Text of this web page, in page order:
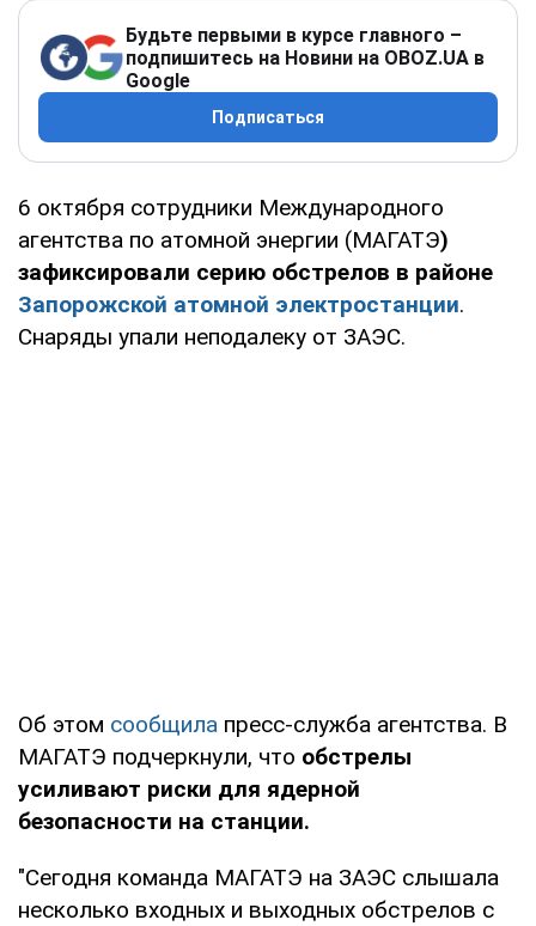
Будьте первыми в курсе главного –
подпишитесь на Новини на OBOZ.UA в
Google
Подписаться
6 октября сотрудники Международного
агентства по атомной энергии (МАГАТЭ)
зафиксировали серию обстрелов в районе
Запорожской атомной электростанции.
Снаряды упали неподалеку от ЗАЭС.
Об этом сообщила пресс-служба агентства. В
МАГАТЭ подчеркнули, что обстрелы
усиливают риски для ядерной
безопасности на станции.
"Сегодня команда МАГАТЭ на ЗАЭС слышала
несколько входных и выходных обстрелов с